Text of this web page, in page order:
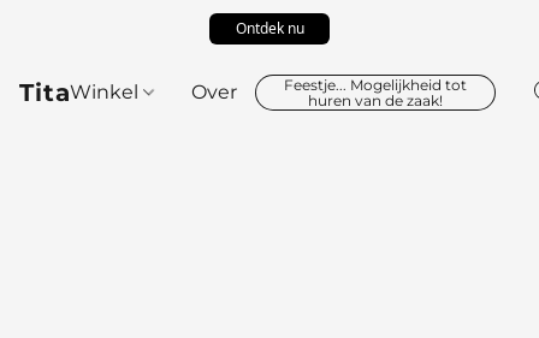
Ontdek nu
TitaWinkel Over
Feestje... Mogelijkheid tot
huren van de zaak!